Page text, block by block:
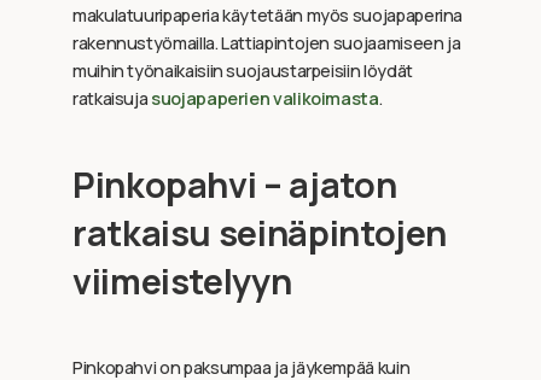
makulatuuripaperia käytetään myös suojapaperina
rakennustyömailla. Lattiapintojen suojaamiseen ja
muihin työnaikaisiin suojaustarpeisiin löydät
ratkaisuja suojapaperien valikoimasta.
Pinkopahvi – ajaton
ratkaisu seinäpintojen
viimeistelyyn
Pinkopahvi on paksumpaa ja jäykempää kuin